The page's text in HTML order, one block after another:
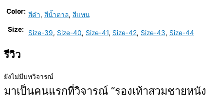
Color: สีดำ, สีน้ำตาล, สีแทน
Size:
Size-39, Size-40, Size-41, Size-42, Size-43, Size-44
รีวิว
ยังไม่มีบทวิจารณ์
มาเป็นคนแรกที่วิจารณ์ “รองเท้าสวมชายหนัง